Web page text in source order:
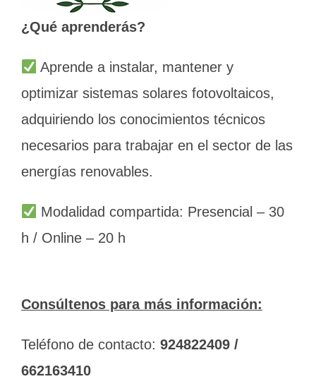
¿Qué aprenderás?
Aprende a instalar, mantener y
optimizar sistemas solares fotovoltaicos,
adquiriendo los conocimientos técnicos
necesarios para trabajar en el sector de las
energías renovables.
Modalidad compartida: Presencial – 30
h / Online – 20 h
Consúltenos para más información:
Teléfono de contacto: 924822409 /
662163410